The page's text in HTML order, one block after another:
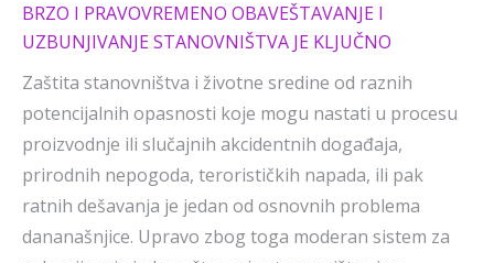
BRZO I PRAVOVREMENO OBAVEŠTAVANJE I
UZBUNJIVANJE STANOVNIŠTVA JE KLJUČNO
Zaštita stanovništva i životne sredine od raznih
potencijalnih opasnosti koje mogu nastati u procesu
proizvodnje ili slučajnih akcidentnih događaja,
prirodnih nepogoda, terorističkih napada, ili pak
ratnih dešavanja je jedan od osnovnih problema
dananašnjice. Upravo zbog toga moderan sistem za